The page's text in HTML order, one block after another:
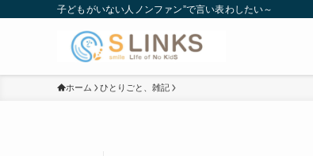
子どもがいない人ノンファン”で言い表わしたい～
ホーム ひとりごと、雑記